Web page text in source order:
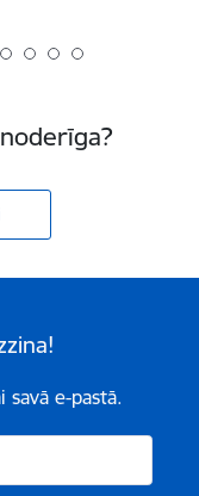
savā e-pastā.